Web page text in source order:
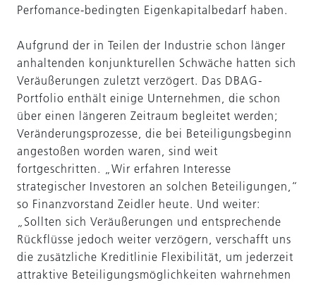
Perfomance-bedingten Eigenkapitalbedarf haben.
Aufgrund der in Teilen der Industrie schon länger
anhaltenden konjunkturellen Schwäche hatten sich
Veräußerungen zuletzt verzögert. Das DBAG-
Portfolio enthält einige Unternehmen, die schon
über einen längeren Zeitraum begleitet werden;
Veränderungsprozesse, die bei Beteiligungsbeginn
angestoßen worden waren, sind weit
fortgeschritten. „Wir erfahren Interesse
strategischer Investoren an solchen Beteiligungen,“
so Finanzvorstand Zeidler heute. Und weiter:
„Sollten sich Veräußerungen und entsprechende
Rückflüsse jedoch weiter verzögern, verschafft uns
die zusätzliche Kreditlinie Flexibilität, um jederzeit
attraktive Beteiligungsmöglichkeiten wahrnehmen